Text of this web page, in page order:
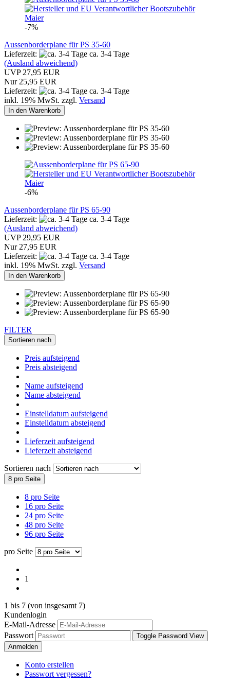
-7%
Aussenborderplane für PS 35-60
Lieferzeit:
ca. 3-4 Tage
(Ausland abweichend)
UVP 27,95 EUR
Nur 25,95 EUR
Lieferzeit:
ca. 3-4 Tage
inkl. 19% MwSt. zzgl. Versand
In den Warenkorb
-6%
Aussenborderplane für PS 65-90
Lieferzeit:
ca. 3-4 Tage
(Ausland abweichend)
UVP 29,95 EUR
Nur 27,95 EUR
Lieferzeit:
ca. 3-4 Tage
inkl. 19% MwSt. zzgl. Versand
In den Warenkorb
FILTER
Sortieren nach
Preis aufsteigend
Preis absteigend
Name aufsteigend
Name absteigend
Einstelldatum aufsteigend
Einstelldatum absteigend
Lieferzeit aufsteigend
Lieferzeit absteigend
Sortieren nach
8 pro Seite
8 pro Seite
16 pro Seite
24 pro Seite
48 pro Seite
96 pro Seite
pro Seite
1
1 bis 7 (von insgesamt 7)
Kundenlogin
E-Mail-Adresse
Passwort
Toggle Password View
Anmelden
Konto erstellen
Passwort vergessen?